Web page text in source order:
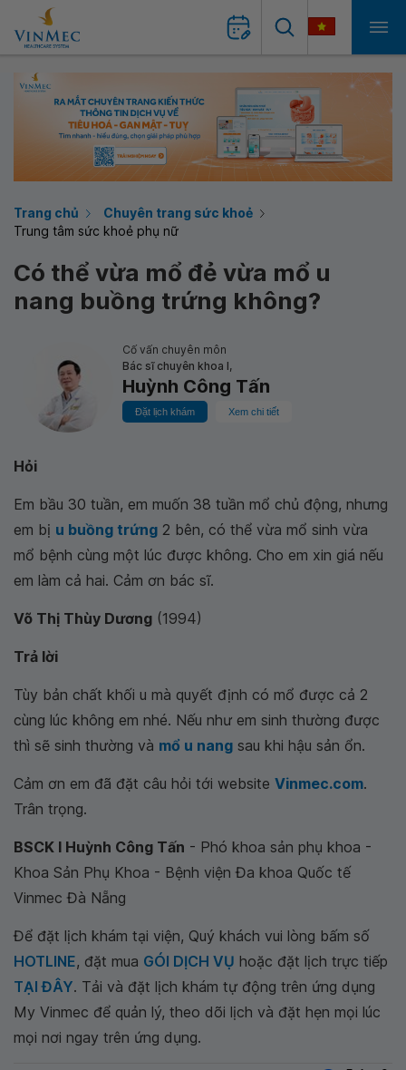
Trang chủ
Chuyên trang sức khoẻ
Trung tâm sức khoẻ phụ nữ
Có thể vừa mổ đẻ vừa mổ u
nang buồng trứng không?
Cố vấn chuyên môn
Bác sĩ chuyên khoa I,
Huỳnh Công Tấn
Đặt lịch khám Xem chi tiết
Hỏi
Em bầu 30 tuần, em muốn 38 tuần mổ chủ động, nhưng
em bị u buồng trứng 2 bên, có thể vừa mổ sinh vừa
mổ bệnh cùng một lúc được không. Cho em xin giá nếu
em làm cả hai. Cảm ơn bác sĩ.
Võ Thị Thùy Dương (1994)
Trả lời
Tùy bản chất khối u mà quyết định có mổ được cả 2
cùng lúc không em nhé. Nếu như em sinh thường được
thì sẽ sinh thường và mổ u nang sau khi hậu sản ổn.
Cảm ơn em đã đặt câu hỏi tới website Vinmec.com.
Trân trọng.
BSCK I Huỳnh Công Tấn - Phó khoa sản phụ khoa -
Khoa Sản Phụ Khoa - Bệnh viện Đa khoa Quốc tế
Vinmec Đà Nẵng
Để đặt lịch khám tại viện, Quý khách vui lòng bấm số
HOTLINE, đặt mua GÓI DỊCH VỤ hoặc đặt lịch trực tiếp
TẠI ĐÂY. Tải và đặt lịch khám tự động trên ứng dụng
My Vinmec để quản lý, theo dõi lịch và đặt hẹn mọi lúc
mọi nơi ngay trên ứng dụng.